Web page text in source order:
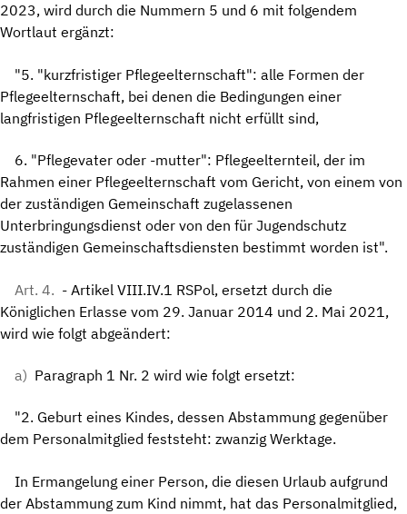
2023, wird durch die Nummern 5 und 6 mit folgendem
Wortlaut ergänzt:
"5. "kurzfristiger Pflegeelternschaft": alle Formen der
Pflegeelternschaft, bei denen die Bedingungen einer
langfristigen Pflegeelternschaft nicht erfüllt sind,
6. "Pflegevater oder -mutter": Pflegeelternteil, der im
Rahmen einer Pflegeelternschaft vom Gericht, von einem von
der zuständigen Gemeinschaft zugelassenen
Unterbringungsdienst oder von den für Jugendschutz
zuständigen Gemeinschaftsdiensten bestimmt worden ist".
Art. 4. - Artikel VIII.IV.1 RSPol, ersetzt durch die
Königlichen Erlasse vom 29. Januar 2014 und 2. Mai 2021,
wird wie folgt abgeändert:
a) Paragraph 1 Nr. 2 wird wie folgt ersetzt:
"2. Geburt eines Kindes, dessen Abstammung gegenüber
dem Personalmitglied feststeht: zwanzig Werktage.
In Ermangelung einer Person, die diesen Urlaub aufgrund
der Abstammung zum Kind nimmt, hat das Personalmitglied,